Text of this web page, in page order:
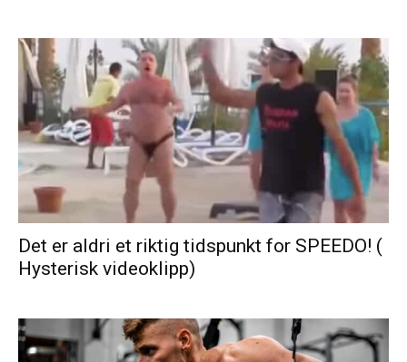
Det er aldri et riktig tidspunkt for SPEEDO! (
Hysterisk videoklipp)